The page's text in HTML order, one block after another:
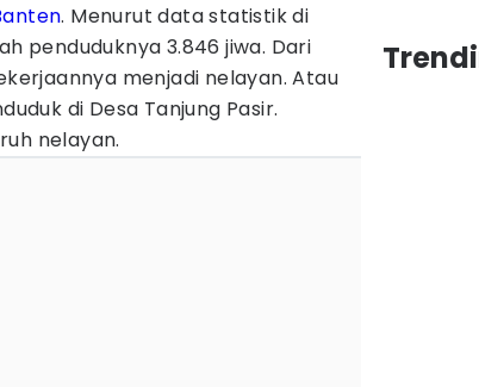
. Menurut data statistik di
penduduknya 3.846 jiwa. Dari
menjadi nelayan. Atau
di Desa Tanjung Pasir.
nelayan.